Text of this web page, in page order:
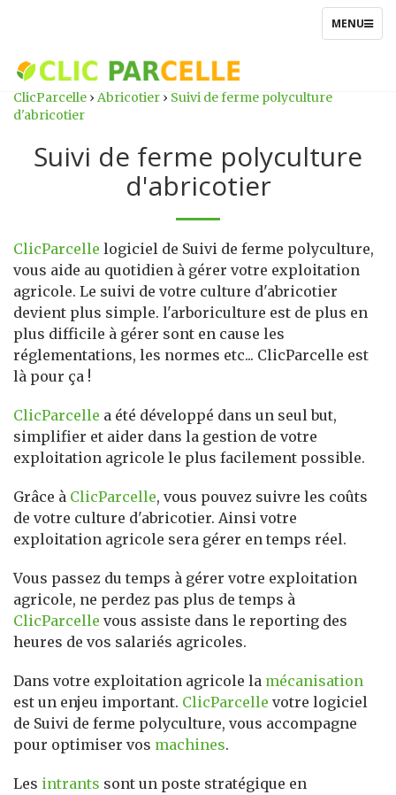
TOGGLE
MENU
ClicParcelle › Abricotier › Suivi de ferme polyculture
d'abricotier
Suivi de ferme polyculture
d'abricotier
ClicParcelle logiciel de Suivi de ferme polyculture,
vous aide au quotidien à gérer votre exploitation
agricole. Le suivi de votre culture d'abricotier
devient plus simple. l'arboriculture est de plus en
plus difficile à gérer sont en cause les
réglementations, les normes etc... ClicParcelle est
là pour ça !
ClicParcelle a été développé dans un seul but,
simplifier et aider dans la gestion de votre
exploitation agricole le plus facilement possible.
Grâce à ClicParcelle, vous pouvez suivre les coûts
de votre culture d'abricotier. Ainsi votre
exploitation agricole sera gérer en temps réel.
Vous passez du temps à gérer votre exploitation
agricole, ne perdez pas plus de temps à
ClicParcelle vous assiste dans le reporting des
heures de vos salariés agricoles.
Dans votre exploitation agricole la mécanisation
est un enjeu important. ClicParcelle votre logiciel
de Suivi de ferme polyculture, vous accompagne
pour optimiser vos machines.
Les intrants sont un poste stratégique en